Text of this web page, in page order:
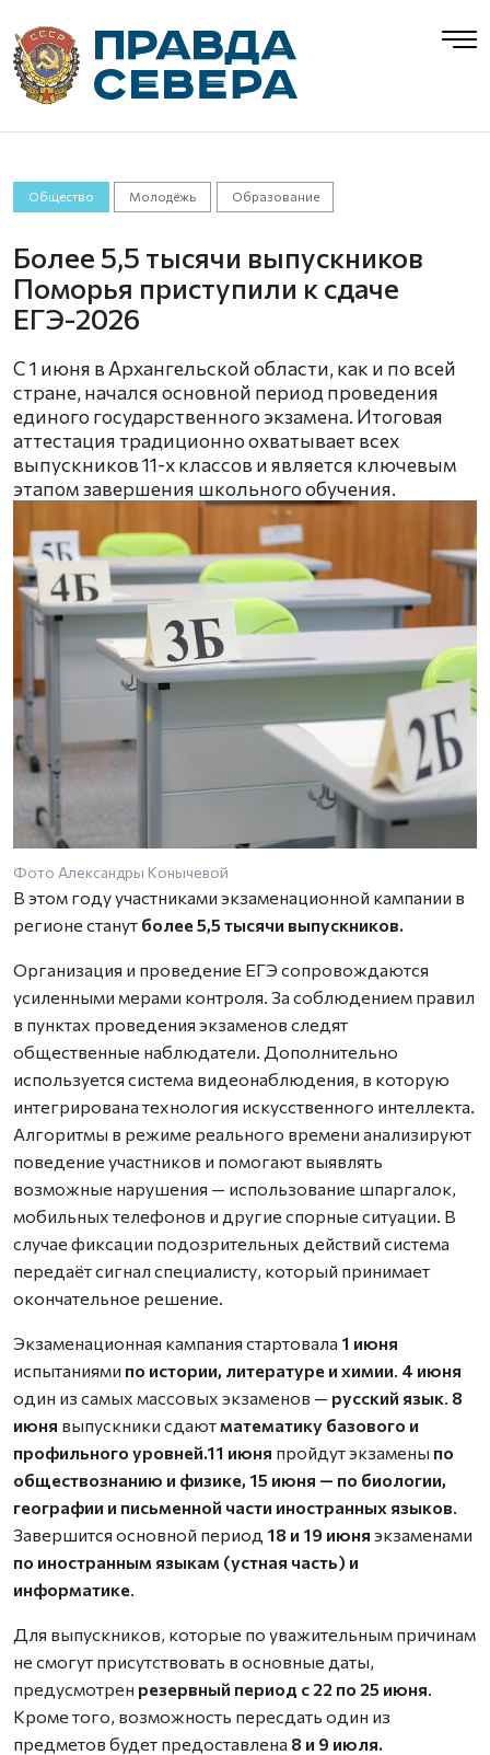
Общество Молодёжь Образование
Более 5,5 тысячи выпускников
Поморья приступили к сдаче
ЕГЭ-2026
С 1 июня в Архангельской области, как и по всей
стране, начался основной период проведения
единого государственного экзамена. Итоговая
аттестация традиционно охватывает всех
выпускников 11-х классов и является ключевым
этапом завершения школьного обучения.
Фото Александры Конычевой
В этом году участниками экзаменационной кампании в
регионе станут более 5,5 тысячи выпускников.
Организация и проведение ЕГЭ сопровождаются
усиленными мерами контроля. За соблюдением правил
в пунктах проведения экзаменов следят
общественные наблюдатели. Дополнительно
используется система видеонаблюдения, в которую
интегрирована технология искусственного интеллекта.
Алгоритмы в режиме реального времени анализируют
поведение участников и помогают выявлять
возможные нарушения — использование шпаргалок,
мобильных телефонов и другие спорные ситуации. В
случае фиксации подозрительных действий система
передаёт сигнал специалисту, который принимает
окончательное решение.
Экзаменационная кампания стартовала 1 июня
испытаниями по истории, литературе и химии. 4 июня
один из самых массовых экзаменов — русский язык. 8
июня выпускники сдаютматематику базового и
профильного уровней.11 июня пройдут экзамены по
обществознанию и физике, 15 июня — по биологии,
географии и письменной части иностранных языков.
Завершится основной период 18 и 19 июня экзаменами
по иностранным языкам (устная часть) и
информатике.
Для выпускников, которые по уважительным причинам
не смогут присутствовать в основные даты,
предусмотрен резервный период с 22 по 25 июня.
Кроме того, возможность пересдать один из
предметов будет предоставлена 8 и 9 июля.